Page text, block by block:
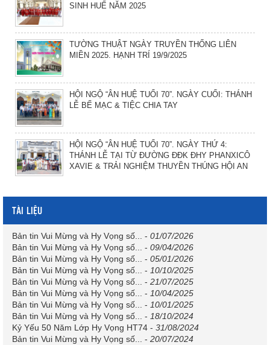
SINH HUẾ NĂM 2025
TƯỜNG THUẬT NGÀY TRUYỀN THỐNG LIÊN
MIỀN 2025. HẠNH TRÍ 19/9/2025
HỘI NGỘ “ÂN HUỆ TUỔI 70”. NGÀY CUỐI: THÁNH
LỄ BẾ MẠC & TIỆC CHIA TAY
HỘI NGỘ “ÂN HUỆ TUỔI 70”. NGÀY THỨ 4:
THÁNH LỄ TẠI TỪ ĐƯỜNG ĐĐK ĐHY PHANXICÔ
XAVIE & TRẢI NGHIỆM THUYỀN THÚNG HỘI AN
TÀI LIỆU
Bản tin Vui Mừng và Hy Vọng số... - 01/07/2026
Bản tin Vui Mừng và Hy Vọng số... - 09/04/2026
Bản tin Vui Mừng và Hy Vọng số... - 05/01/2026
Bản tin Vui Mừng và Hy Vọng số... - 10/10/2025
Bản tin Vui Mừng và Hy Vọng số... - 21/07/2025
Bản tin Vui Mừng và Hy Vọng số... - 10/04/2025
Bản tin Vui Mừng và Hy Vọng số... - 10/01/2025
Bản tin Vui Mừng và Hy Vọng số... - 18/10/2024
Kỷ Yếu 50 Năm Lớp Hy Vọng HT74 - 31/08/2024
Bản tin Vui Mừng và Hy Vọng số... - 20/07/2024